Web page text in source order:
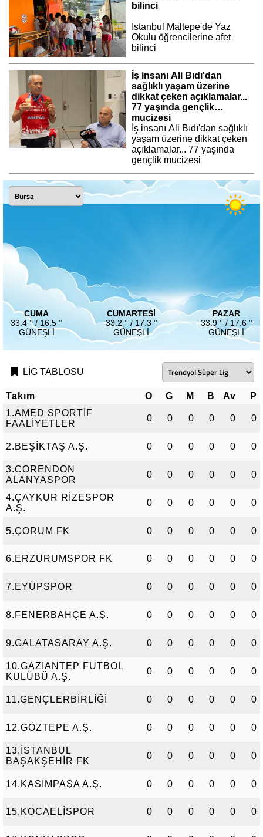
bilinci
İstanbul Maltepe'de Yaz
Okulu öğrencilerine afet
bilinci
İş insanı Ali Bıdı'dan
sağlıklı yaşam üzerine
dikkat çeken açıklamalar...
77 yaşında gençlik
mucizesi
İş insanı Ali Bıdı'dan sağlıklı
yaşam üzerine dikkat çeken
açıklamalar... 77 yaşında
gençlik mucizesi
CUMA
33.4 ° / 16.5 °
GÜNEŞLI
CUMARTESI
33.2 ° / 17.3 °
GÜNEŞLI
PAZAR
33.9 ° / 17.6 °
GÜNEŞLI
LİG TABLOSU
Takım O G M B Av
P
1.AMED SPORTİF
FAALİYETLER
0 0 0 0 0 0
2.BEŞİKTAŞ A.Ş. 0 0 0 0 0 0
3.CORENDON
ALANYASPOR
0 0 0 0 0 0
4.ÇAYKUR RİZESPOR
A.Ş.
0 0 0 0 0 0
5.ÇORUM FK 0 0 0 0 0 0
6.ERZURUMSPOR FK 0 0 0 0 0 0
7.EYÜPSPOR 0 0 0 0 0 0
8.FENERBAHÇE A.Ş. 0 0 0 0 0 0
9.GALATASARAY A.Ş. 0 0 0 0 0 0
10.GAZİANTEP FUTBOL
KULÜBÜ A.Ş.
0 0 0 0 0 0
11.GENÇLERBİRLİĞİ 0 0 0 0 0 0
12.GÖZTEPE A.Ş. 0 0 0 0 0 0
13.İSTANBUL
BAŞAKŞEHİR FK
0 0 0 0 0 0
14.KASIMPAŞA A.Ş. 0 0 0 0 0 0
15.KOCAELİSPOR 0 0 0 0 0 0